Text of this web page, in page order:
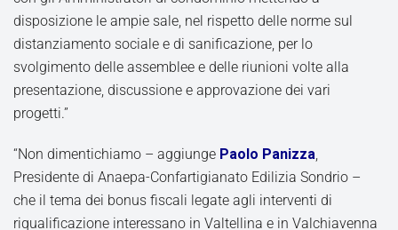
disposizione le ampie sale, nel rispetto delle norme sul
distanziamento sociale e di sanificazione, per lo
svolgimento delle assemblee e delle riunioni volte alla
presentazione, discussione e approvazione dei vari
progetti.”
“Non dimentichiamo – aggiunge Paolo Panizza,
Presidente di Anaepa-Confartigianato Edilizia Sondrio –
che il tema dei bonus fiscali legate agli interventi di
riqualificazione interessano in Valtellina e in Valchiavenna